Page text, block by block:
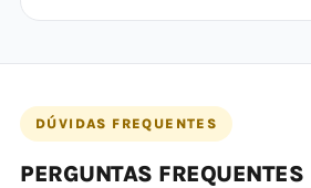
DÚVIDAS FREQUENTES
PERGUNTAS FREQUENTES